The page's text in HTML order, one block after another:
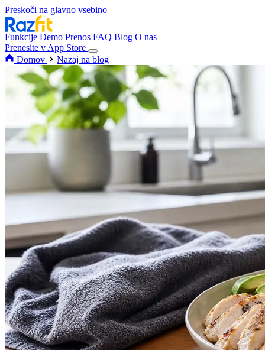
Preskoči na glavno vsebino
Funkcije Demo Prenos FAQ Blog O nas
Prenesite v App Store
Domov
Nazaj na blog